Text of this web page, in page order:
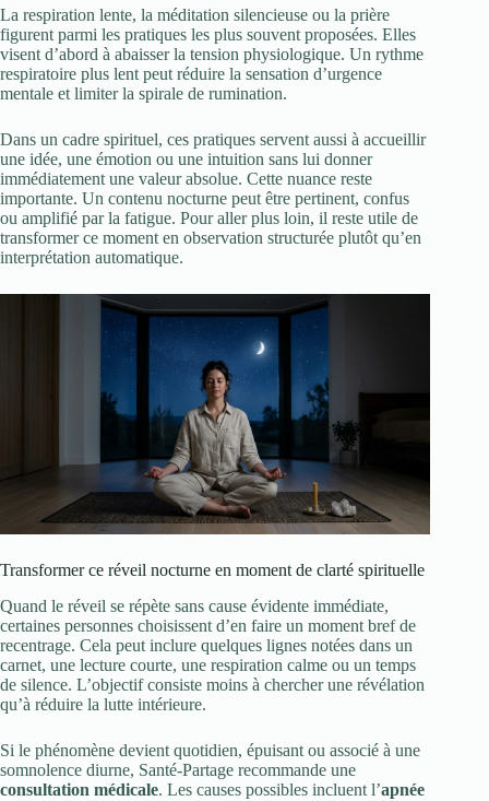
La respiration lente, la méditation silencieuse ou la prière
figurent parmi les pratiques les plus souvent proposées. Elles
visent d’abord à abaisser la tension physiologique. Un rythme
respiratoire plus lent peut réduire la sensation d’urgence
mentale et limiter la spirale de rumination.
Dans un cadre spirituel, ces pratiques servent aussi à accueillir
une idée, une émotion ou une intuition sans lui donner
immédiatement une valeur absolue. Cette nuance reste
importante. Un contenu nocturne peut être pertinent, confus
ou amplifié par la fatigue. Pour aller plus loin, il reste utile de
transformer ce moment en observation structurée plutôt qu’en
interprétation automatique.
Transformer ce réveil nocturne en moment de clarté spirituelle
Quand le réveil se répète sans cause évidente immédiate,
certaines personnes choisissent d’en faire un moment bref de
recentrage. Cela peut inclure quelques lignes notées dans un
carnet, une lecture courte, une respiration calme ou un temps
de silence. L’objectif consiste moins à chercher une révélation
qu’à réduire la lutte intérieure.
Si le phénomène devient quotidien, épuisant ou associé à une
somnolence diurne, Santé-Partage recommande une
consultation médicale. Les causes possibles incluent l’apnée